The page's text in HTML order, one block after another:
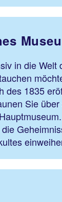
in die Welt
des 1835
Sie